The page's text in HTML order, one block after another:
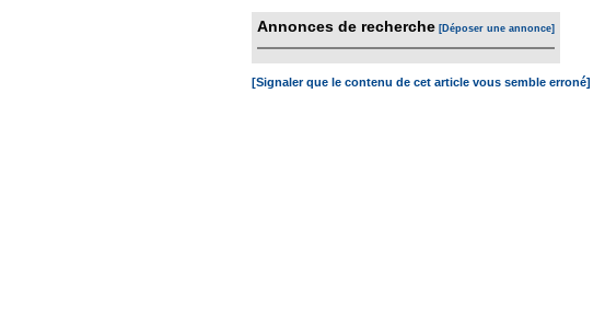
Annonces de recherche [Déposer une annonce]
[Signaler que le contenu de cet article vous semble erroné]